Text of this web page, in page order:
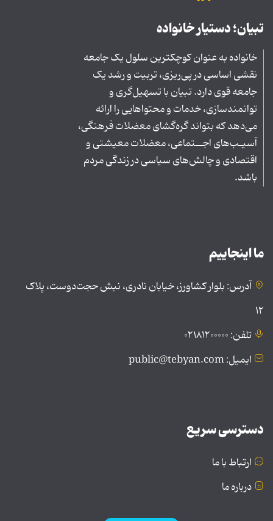
تبیان؛ دستیار خانواده
خانواده به عنوان کوچکترین سلول یک جامعه
نقشی اساسی در پی‌ریزی، تربیت و رشد یک
جامعه قوی دارد. تبیان با تسهیل‌گری و
توانمندسازی، خدمات و محتواهایی را ارائه
می‌دهد که بتواند گره‌گشای معضلات فرهنگی،
آسیـب‌های اجــتماعی، معضلات معیشتی و
اقتصادی و چالش‌های سیاسی در زندگی مردم
باشد.
ما اینجاییم
آدرس: بلوار کشاورز، خیابان نادری، نبش حجت‌دوست، پلاک
۱۲
تلفن: ۰۲۱۸۱۲۰۰۰۰۰
ایمیل: public@tebyan.com
دسترسی سریع
ارتباط با ما
درباره ما